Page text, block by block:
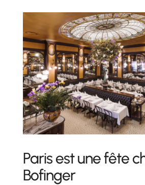
Paris est une fête
Bofinger